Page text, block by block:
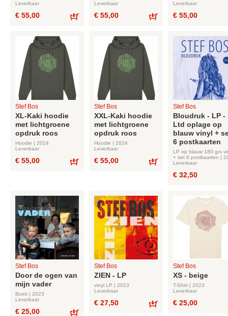
Leverbaar
€ 55,00
Leverbaar
€ 55,00
Leverbaar
€ 55,00
Stef Bos
XL-Kaki hoodie
met lichtgroene
opdruk roos
Hoodie | 2024
Leverbaar
€ 55,00
Stef Bos
XXL-Kaki hoodie
met lichtgroene
opdruk roos
Hoodie | 2024
Leverbaar
€ 55,00
Stef Bos
Bloudruk - LP -
Ltd oplage op
blauw vinyl +
6 postkaarten
LP op blauw 180 grs
+ set 6 postkaarten |
Leverbaar
€ 32,50
Stef Bos
Door de ogen van
mijn vader
Boek | 2023
Leverbaar
€ 25,00
Stef Bos
ZIEN - LP
vinyl LP | 2023
Leverbaar
€ 27,50
Stef Bos
XS - beige
T-Shirt | 2023
Leverbaar
€ 25,00